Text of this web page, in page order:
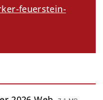
feuerstein-